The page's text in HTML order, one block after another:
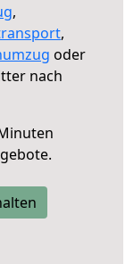
,
,
oder
nach